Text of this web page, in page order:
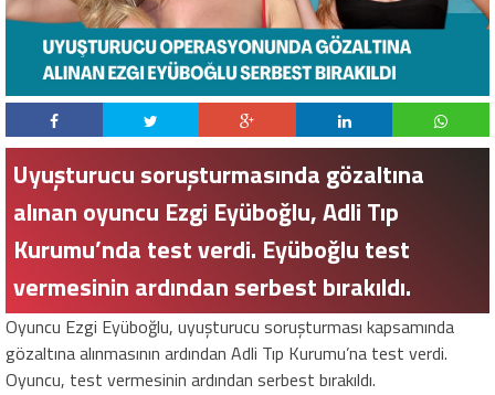
Uyuşturucu soruşturmasında gözaltına
alınan oyuncu Ezgi Eyüboğlu, Adli Tıp
Kurumu’nda test verdi. Eyüboğlu test
vermesinin ardından serbest bırakıldı.
Oyuncu Ezgi Eyüboğlu, uyuşturucu soruşturması kapsamında
gözaltına alınmasının ardından Adli Tıp Kurumu’na test verdi.
Oyuncu, test vermesinin ardından serbest bırakıldı.